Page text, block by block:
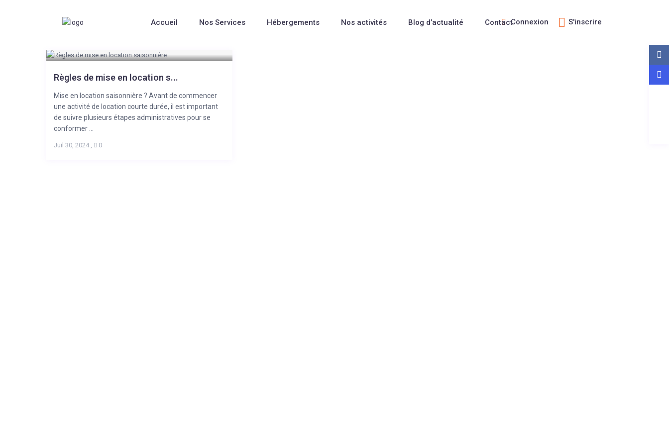
Connexion S'inscrire
Accueil Nos Services Hébergements Nos activités Blog d’actualité Contact
Règles de mise en location s...
Mise en location saisonnière ? Avant de commencer
une activité de location courte durée, il est important
de suivre plusieurs étapes administratives pour se
conformer ...
Juil 30, 2024, 0